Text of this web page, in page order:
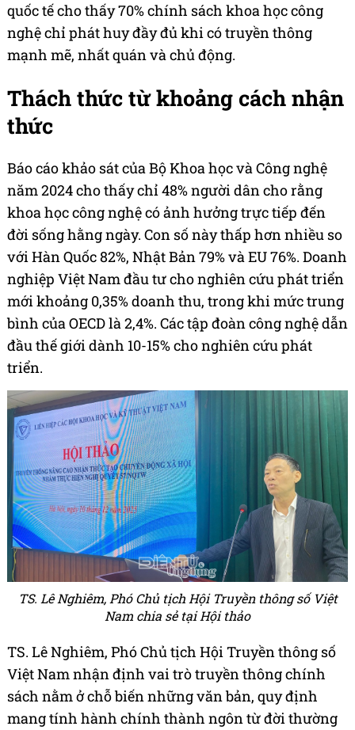
quốc tế cho thấy 70% chính sách khoa học công
nghệ chỉ phát huy đầy đủ khi có truyền thông
mạnh mẽ, nhất quán và chủ động.
Thách thức từ khoảng cách nhận
thức
Báo cáo khảo sát của Bộ Khoa học và Công nghệ
năm 2024 cho thấy chỉ 48% người dân cho rằng
khoa học công nghệ có ảnh hưởng trực tiếp đến
đời sống hằng ngày. Con số này thấp hơn nhiều so
với Hàn Quốc 82%, Nhật Bản 79% và EU 76%. Doanh
nghiệp Việt Nam đầu tư cho nghiên cứu phát triển
mới khoảng 0,35% doanh thu, trong khi mức trung
bình của OECD là 2,4%. Các tập đoàn công nghệ dẫn
đầu thế giới dành 10-15% cho nghiên cứu phát
triển.
TS. Lê Nghiêm, Phó Chủ tịch Hội Truyền thông số Việt
Nam chia sẻ tại Hội thảo
TS. Lê Nghiêm, Phó Chủ tịch Hội Truyền thông số
Việt Nam nhận định vai trò truyền thông chính
sách nằm ở chỗ biến những văn bản, quy định
mang tính hành chính thành ngôn từ đời thường